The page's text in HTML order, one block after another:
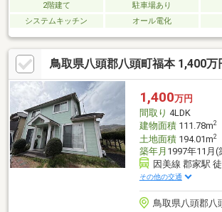
2階建て 駐車場あり
システムキッチン
オール電化
鳥取県八頭郡八頭町福本 1,400万
1,400万円
間取り 4LDK
建物面積111.78m2
土地面積194.01m2
築年月 1997年11月(
因美線 郡家駅
その他の交通
鳥取県八頭郡八